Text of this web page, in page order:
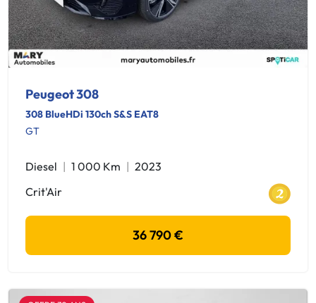
Peugeot 308
308 BlueHDi 130ch S&S EAT8
GT
Diesel 1 000 Km
2023
Crit'Air
36 790 €